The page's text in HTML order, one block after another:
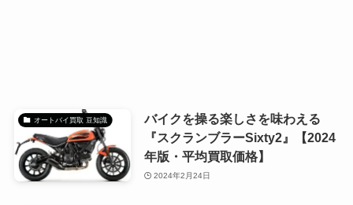
オートバイ買取 豆知識
バイクを操る楽しさを味わえる
『スクランブラーSixty2』【2024
年版・平均買取価格】
2024年2月24日